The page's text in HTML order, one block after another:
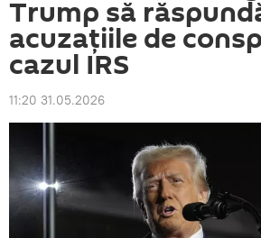
Trump să
acuzațiile de
cazul IRS
11:20 31.05.2026